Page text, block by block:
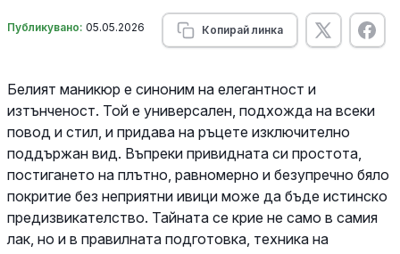
Публикувано: 05.05.2026 Копирай линка
Белият маникюр е синоним на елегантност и
изтънченост. Той е универсален, подхожда на всеки
повод и стил, и придава на ръцете изключително
поддържан вид. Въпреки привидната си простота,
постигането на плътно, равномерно и безупречно бяло
покритие без неприятни ивици може да бъде истинско
предизвикателство. Тайната се крие не само в самия
лак, но и в правилната подготовка, техника на